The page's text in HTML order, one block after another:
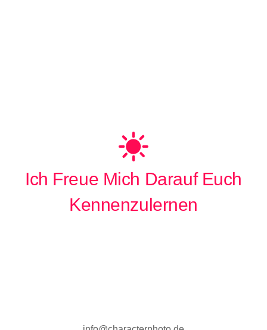
Ich Freue Mich Darauf Euch
Kennenzulernen